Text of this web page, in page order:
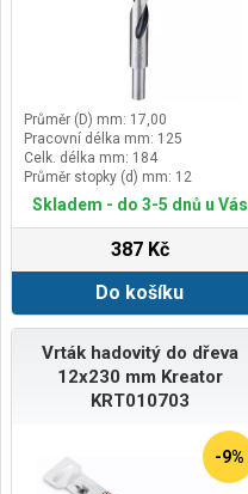
Průměr (D) mm: 17,00
Pracovní délka mm: 125
Celk. délka mm: 184
Průměr stopky (d) mm: 12
Skladem - do 3-5 dnů u Vás
387 Kč
Do košíku
Vrták hadovitý do dřeva
12x230 mm Kreator
KRT010703
-9%